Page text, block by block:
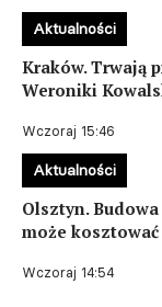
Kraków. Trwają
Weroniki
Wczoraj 15:46
Aktualności
Olsztyn.
może
Wczoraj 14:54
Aktualności